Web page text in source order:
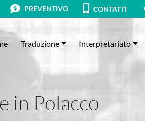
PREVENTIVO CONTATTI
Traduzione Interpretariato
in Polacco